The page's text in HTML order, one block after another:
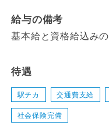
給与の備考
基本給と資格給込みの
待遇
駅チカ 交通費支給
社会保険完備